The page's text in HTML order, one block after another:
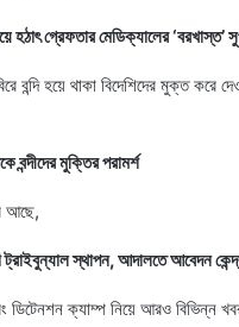
হঠাৎ গ্রেফতার মেডিক্যালের
বন্দি হয়ে থাকা বিদেশিদের মুক্ত
বন্দীদের মুক্তির পরামর্শ
আছে,
ট্রাইবুন্যাল স্থাপন, আদালতে আবেদন
ক্যাম্প নিয়ে আরও বিভিন্ন